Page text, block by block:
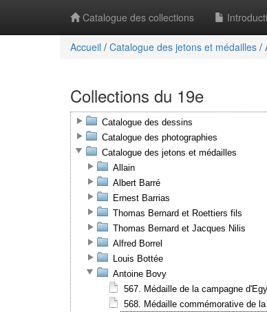
Catalogue des collections
Accueil / Catalogue des jetons et médailles /
Collections du 19e
Catalogue des dessins
Catalogue des photographies
Catalogue des jetons et médailles
Allain
Albert Barré
Ernest Barrias
Thomas Bernard et Roettiers fils
Thomas Bernard et Jacques Nilis
Alfred Borrel
Louis Bottée
Antoine Bovy
567. Médaille de la campagne
568. Médaille commémorative de